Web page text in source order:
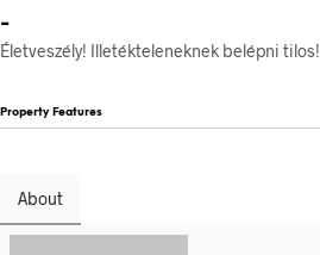
-
Életveszély! Illetékteleneknek belépni tilos!
Property Features
About